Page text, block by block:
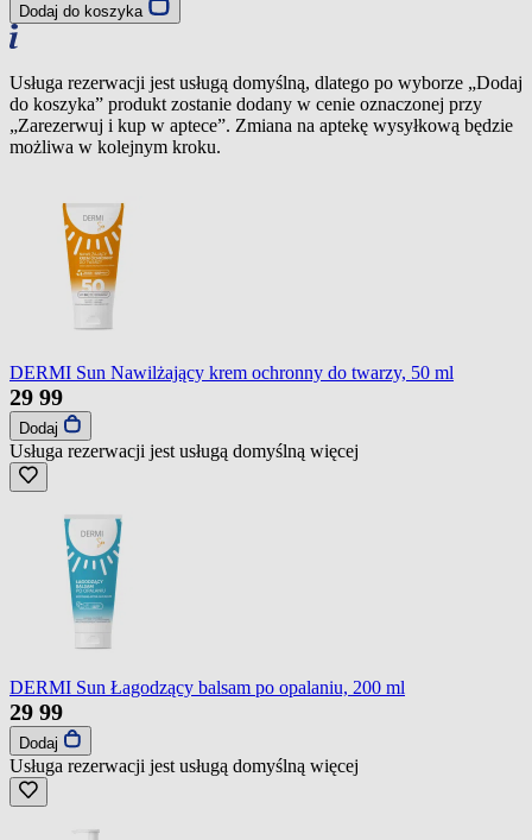
Dodaj do koszyka
Usługa rezerwacji jest usługą domyślną, dlatego po wyborze „Dodaj
do koszyka” produkt zostanie dodany w cenie oznaczonej przy
„Zarezerwuj i kup w aptece”. Zmiana na aptekę wysyłkową będzie
możliwa w kolejnym kroku.
DERMI Sun Nawilżający krem ochronny do twarzy, 50 ml
29 99
Dodaj
Usługa rezerwacji jest usługą domyślną więcej
DERMI Sun Łagodzący balsam po opalaniu, 200 ml
29 99
Dodaj
Usługa rezerwacji jest usługą domyślną więcej